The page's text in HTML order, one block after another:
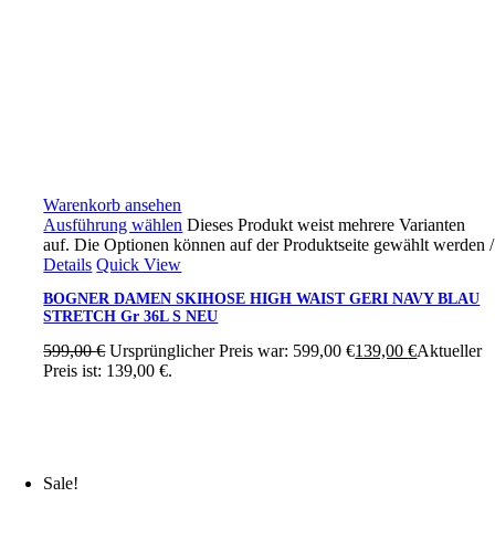
Warenkorb ansehen
Ausführung wählen Dieses Produkt weist mehrere Varianten
auf. Die Optionen können auf der Produktseite gewählt werden/
Details Quick View
BOGNER DAMEN SKIHOSE HIGH WAIST GERI NAVY BLAU
STRETCH Gr 36L S NEU
599,00€ Ursprünglicher Preis war: 599,00 €139,00€Aktueller
Preis ist: 139,00 €.
Sale!